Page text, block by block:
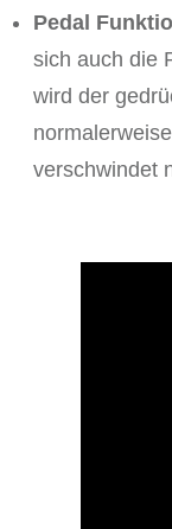
Pedal
sich auch die
wird der
verschwindet